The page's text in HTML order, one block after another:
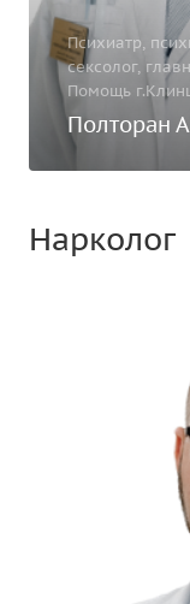
Психиатр,
сексолог,
Помощь
Полторан
Нарколог